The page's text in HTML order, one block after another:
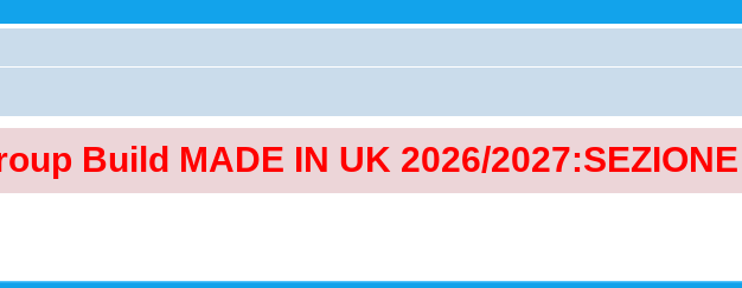
Build MADE IN UK 2026/